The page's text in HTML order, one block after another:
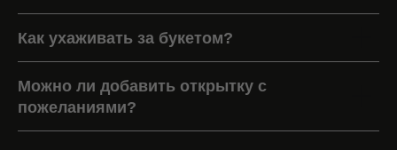
Как ухаживать за букетом?
Можно ли добавить открытку с
пожеланиями?